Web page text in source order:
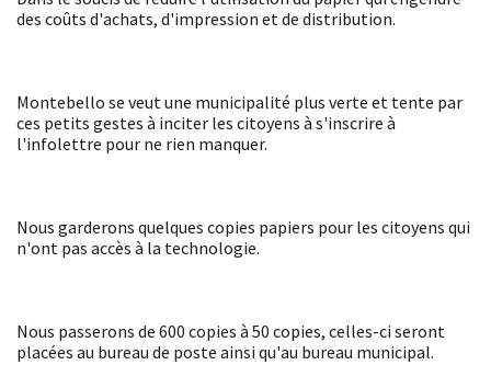
des coûts d'achats, d'impression et de distribution.
Montebello se veut une municipalité plus verte et tente par
ces petits gestes à inciter les citoyens à s'inscrire à
l'infolettre pour ne rien manquer.
Nous garderons quelques copies papiers pour les citoyens qui
n'ont pas accès à la technologie.
Nous passerons de 600 copies à 50 copies, celles-ci seront
placées au bureau de poste ainsi qu'au bureau municipal.